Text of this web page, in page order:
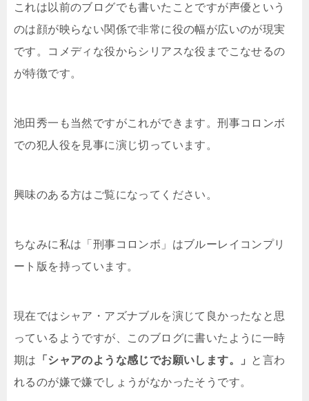
これは以前のブログでも書いたことですが声優という
のは顔が映らない関係で非常に役の幅が広いのが現実
です。コメディな役からシリアスな役までこなせるの
が特徴です。
池田秀一も当然ですがこれができます。刑事コロンボ
での犯人役を見事に演じ切っています。
興味のある方はご覧になってください。
ちなみに私は「刑事コロンボ」はブルーレイコンプリ
ート版を持っています。
現在ではシャア・アズナブルを演じて良かったなと思
っているようですが、このブログに書いたように一時
期は
「シャアのような感じでお願いします。」 と言わ
れるのが嫌で嫌でしょうがなかったそうです。